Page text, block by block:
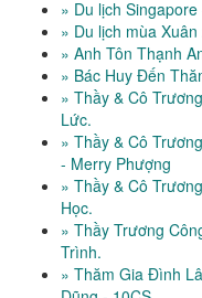
» Du lịch
» Du lịch mùa
» Anh Tôn Thạnh
» Bác Huy Đến
» Thầy & Cô
Lức.
» Thầy & Cô
- Merry Phượng
» Thầy & Cô
Học.
» Thầy Trương
Trình.
» Thăm Gia Đình